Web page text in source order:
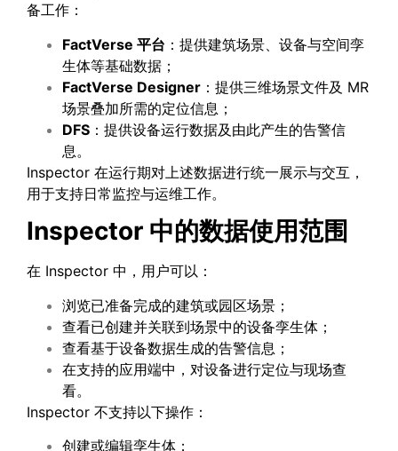
备工作：
FactVerse 平台 ：提供建筑场景、设备与空间孪
生体等基础数据；
FactVerse Designer ：提供三维场景文件及 MR
场景叠加所需的定位信息；
DFS ：提供设备运行数据及由此产生的告警信
息。
Inspector 在运行期对上述数据进行统一展示与交互，
用于支持日常监控与运维工作。
Inspector 中的数据使用范围
在 Inspector 中，用户可以：
浏览已准备完成的建筑或园区场景；
查看已创建并关联到场景中的设备孪生体；
查看基于设备数据生成的告警信息；
在支持的应用端中，对设备进行定位与现场查
看。
Inspector 不支持以下操作：
创建或编辑孪生体；